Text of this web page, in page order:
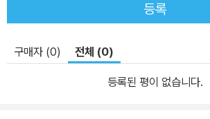
등록
구매자 (0) 전체 (0)
등록된 평이 없습니다.